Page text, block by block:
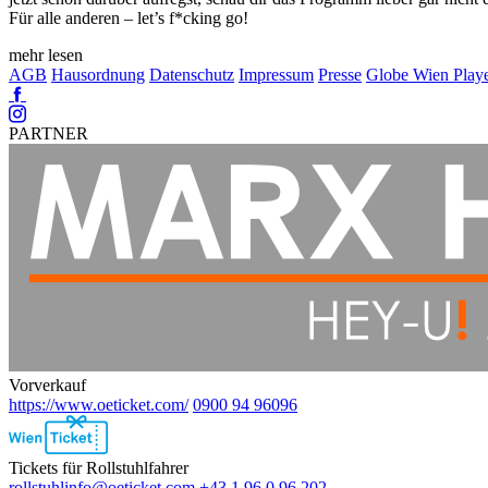
Für alle anderen – let’s f*cking go!
mehr lesen
AGB Hausordnung Datenschutz Impressum Presse Globe Wien
Facebook
Instagram
PARTNER
Vorverkauf
https://www.oeticket.com/ 0900 94 96096
Ebene
2
Tickets für Rollstuhlfahrer